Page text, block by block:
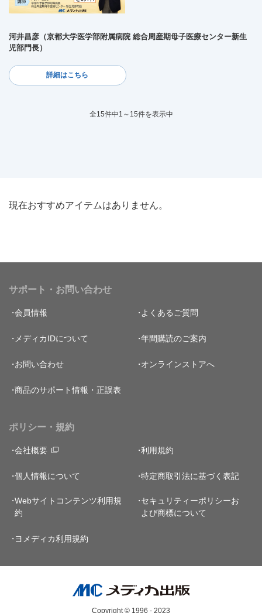
河井昌彦（京都大学医学部附属病院 総合周産期母子医療センター新生
児部門長）
詳細はこちら
全15件中1～15件を表示中
現在おすすめアイテムはありません。
サポート・お問い合わせ
会員情報 よくあるご質問
メディカIDについて 年間購読のご案内
お問い合わせ オンラインストアへ
商品のサポート情報・正誤表
ポリシー・規約
会社概要 利用規約
個人情報について 特定商取引法に基づく表記
Webサイトコンテンツ利用規
約
セキュリティーポリシーお
よび商標について
ヨメディカ利用規約
Copyright © 1996 - 2023